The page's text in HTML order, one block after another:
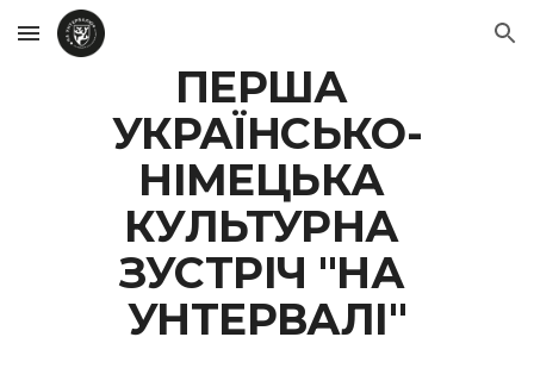
Skip to main content Skip to navigation
ПЕРША
УКРАЇНСЬКО-
НІМЕЦЬКА
КУЛЬТУРНА
ЗУСТРІЧ "НА
УНТЕРВАЛІ"